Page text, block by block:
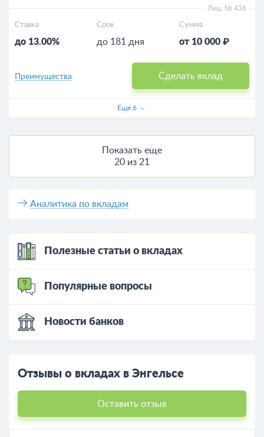
Лиц. № 436
Ставка
до 13.00%
Срок
до 181 дня
Сумма
от 10 000 ₽
Сделать вклад
Преимущества
Еще 6
Показать еще
20 из 21
Аналитика по вкладам
Полезные статьи о вкладах
Популярные вопросы
Новости банков
Отзывы о вкладах в Энгельсе
Оставить отзыв